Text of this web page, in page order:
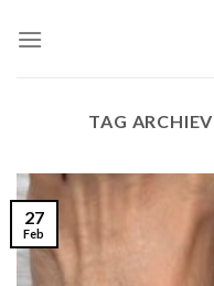
TAG
27
Feb